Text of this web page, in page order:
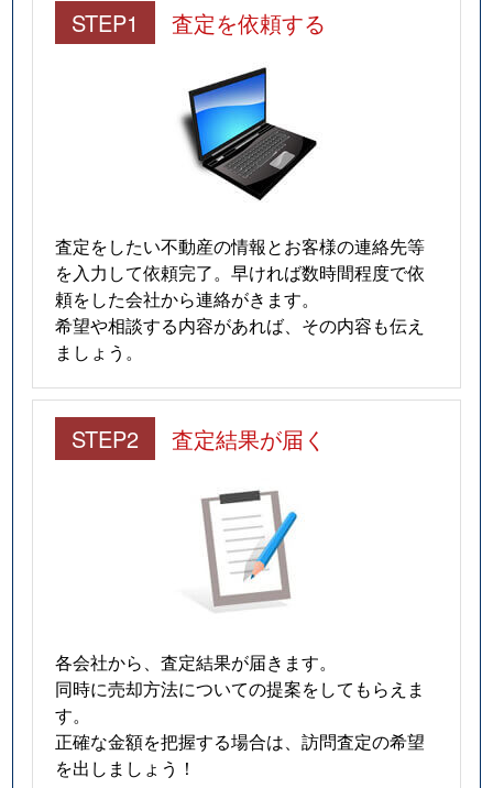
STEP1 査定を依頼する
査定をしたい不動産の情報とお客様の連絡先等
を入力して依頼完了。早ければ数時間程度で依
頼をした会社から連絡がきます。
希望や相談する内容があれば、その内容も伝え
ましょう。
STEP2 査定結果が届く
各会社から、査定結果が届きます。
同時に売却方法についての提案をしてもらえま
す。
正確な金額を把握する場合は、訪問査定の希望
を出しましょう！